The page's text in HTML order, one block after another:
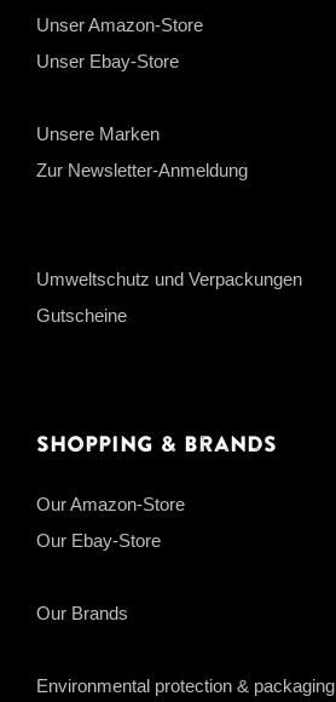
Unser Amazon-Store
Unser Ebay-Store
Unsere Marken
Zur Newsletter-Anmeldung
Umweltschutz und Verpackungen
Gutscheine
Shopping & Brands
Our Amazon-Store
Our Ebay-Store
Our Brands
Environmental protection & packaging